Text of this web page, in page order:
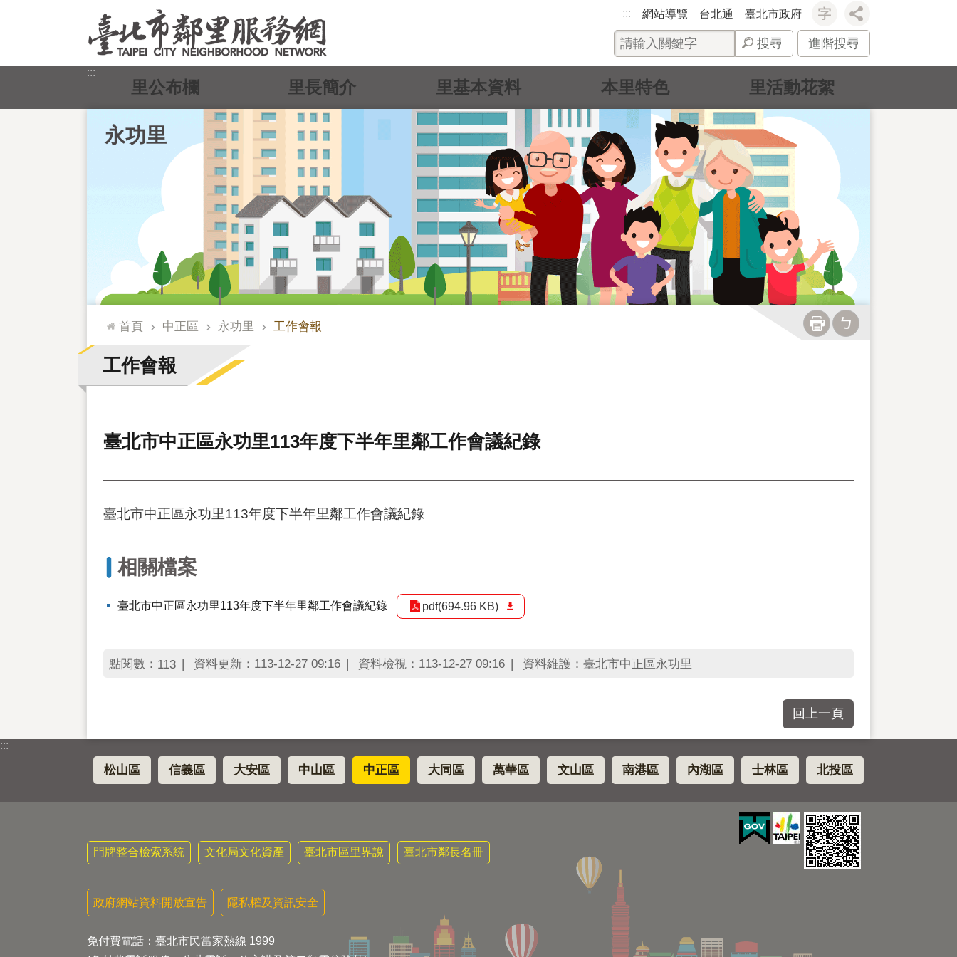
::: 網站導覽 台北通 臺北市政府
搜尋 進階搜尋
:::
永功里
里公布欄 里長簡介 里基本資料 本里特色 里活動花絮
::: 首頁 中正區 永功里 工作會報
工作會報
臺北市中正區永功里113年度下半年里鄰工作會議紀錄
臺北市中正區永功里113年度下半年里鄰工作會議紀錄
相關檔案
臺北市中正區永功里113年度下半年里鄰工作會議紀錄 pdf(694.96 KB)
點閱數： 113 資料更新：113-12-27 09:16 資料檢視：113-12-27 09:16 資料維護：臺北市中正區永功里
回上一頁
:::
松山區 信義區 大安區 中山區 中正區 大同區 萬華區 文山區 南港區 內湖區 士林區 北投區
門牌整合檢索系統 文化局文化資產 臺北市區里界說 臺北市鄰長名冊
政府網站資料開放宣告 隱私權及資訊安全
免付費電話：臺北市民當家熱線 1999